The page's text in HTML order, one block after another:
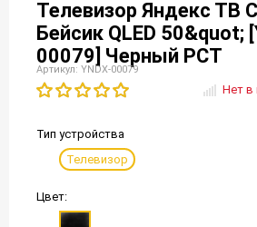
Телевизор Яндекс ТВ
Бейсик QLED 50&quot;
00079] Черный РСТ
Артикул: YNDX-00079
Нет в
Тип устройства
Телевизор
Цвет: